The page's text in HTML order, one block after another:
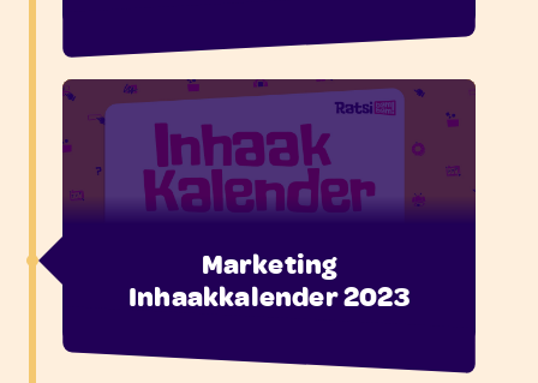
Marketing
Inhaakkalender 2023